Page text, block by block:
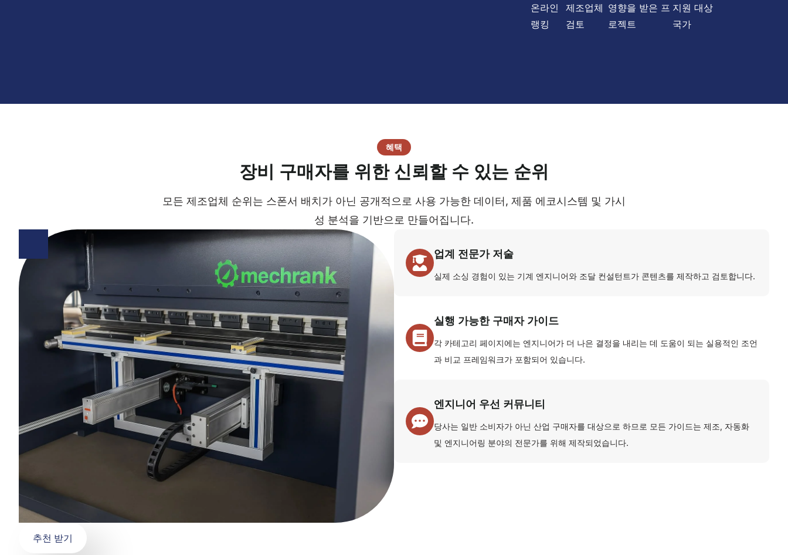
온라인
랭킹
제조업체
검토
영향을 받은 프
로젝트
지원 대상
국가
혜택
장비 구매자를 위한 신뢰할 수 있는 순위
모든 제조업체 순위는 스폰서 배치가 아닌 공개적으로 사용 가능한 데이터, 제품 에코시스템 및 가시
성 분석을 기반으로 만들어집니다.
업계 전문가 저술
실제 소싱 경험이 있는 기계 엔지니어와 조달 컨설턴트가 콘텐츠를 제작하고 검토합니다.
실행 가능한 구매자 가이드
각 카테고리 페이지에는 엔지니어가 더 나은 결정을 내리는 데 도움이 되는 실용적인 조언
과 비교 프레임워크가 포함되어 있습니다.
엔지니어 우선 커뮤니티
당사는 일반 소비자가 아닌 산업 구매자를 대상으로 하므로 모든 가이드는 제조, 자동화
및 엔지니어링 분야의 전문가를 위해 제작되었습니다.
추천 받기